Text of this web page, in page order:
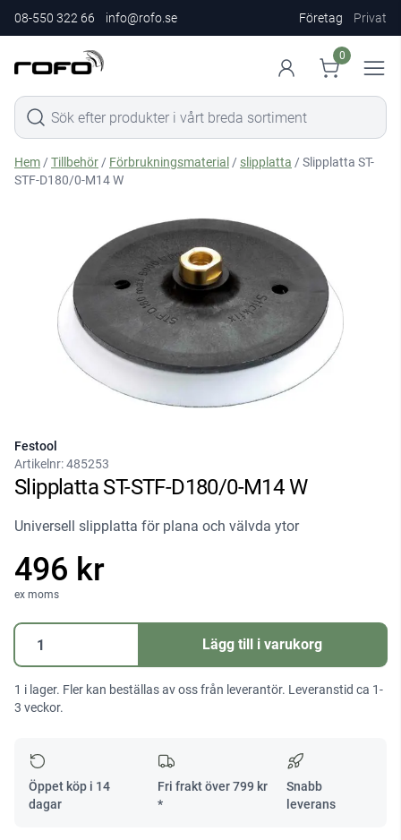
08-550 322 66 info@rofo.se Företag Privat
0
Hem /Tillbehör / Förbrukningsmaterial / slipplatta / Slipplatta ST-
STF-D180/0-M14 W
Festool
Artikelnr:485253
Slipplatta ST-STF-D180/0-M14 W
Universell slipplatta för plana och välvda ytor
496 kr
ex moms
Slipplatta
D180/0-
mängd
Lägg till i varukorg
1 i lager. Fler kan beställas av oss från leverantör. Leveranstid ca 1-
3 veckor.
Öppet köp i 14
dagar
Fri frakt över799 kr
*
Snabb
leverans